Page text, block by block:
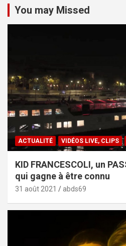
You may Missed
ACTUALITÉ VIDÉOS LIVE, CLIPS
KID FRANCESCOLI, un
qui gagne à être connu
31 août 2021 abds69